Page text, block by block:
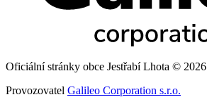
Oficiální stránky obce Jestřabí Lhota © 2026
Provozovatel Galileo Corporation s.r.o.